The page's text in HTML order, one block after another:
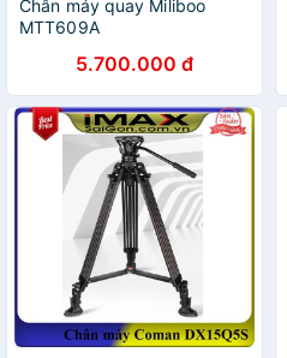
Chân máy quay Miliboo
MTT609A
5.700.000 đ